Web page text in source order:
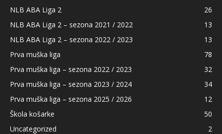
NLB ABA Liga 2
26
NLB ABA Liga 2 – sezona 2021 / 2022
13
NLB ABA Liga 2 – sezona 2022 / 2023
13
Prva muška liga
78
Prva muška liga – sezona 2022 / 2023
32
Prva muška liga – sezona 2023 / 2024
34
Prva muška liga – sezona 2025 / 2026
12
Škola košarke
50
Uncategorized
2